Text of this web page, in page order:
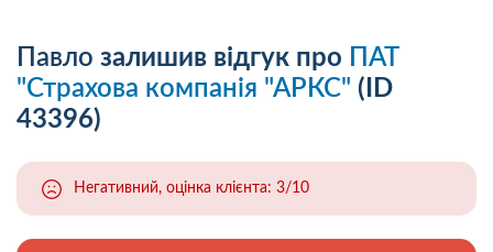
Павло залишив відгук про
ПАТ
"Страхова компанія "АРКС" (ID
43396)
Негативний, оцінка клієнта: 3/10